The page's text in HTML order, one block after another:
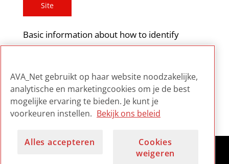
Site
Basic information about how to identify
nitrate film, the hazards of handling nitrate
housing nitrate film.
AVA_Net gebruikt op haar website noodzakelijke,
analytische en marketingcookies om je de best
mogelijke ervaring te bieden. Je kunt je
voorkeuren instellen. Bekijk ons beleid
Alles accepteren
Cookies
weigeren